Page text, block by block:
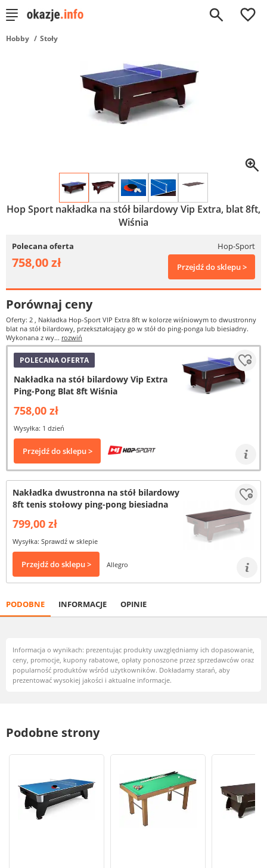
0
Hobby Stoły
Hop Sport nakładka na stół bilardowy Vip Extra, blat 8ft,
Wiśnia
Polecana oferta Hop-Sport
758,00 zł Przejdź do sklepu >
Porównaj ceny
Oferty: 2 , Nakładka Hop-Sport VIP Extra 8ft w kolorze wiśniowym to dwustronny
blat na stół bilardowy, przekształcający go w stół do ping-ponga lub biesiadny.
Wykonana z wy... rozwiń
POLECANA OFERTA
Nakładka na stół bilardowy Vip Extra
Ping-Pong Blat 8ft Wiśnia
758,00 zł
Wysyłka: 1 dzień
Przejdź do sklepu >
Nakładka dwustronna na stół bilardowy
8ft tenis stołowy ping-pong biesiadna
799,00 zł
Wysyłka: Sprawdź w sklepie
Przejdź do sklepu > Allegro
PODOBNE INFORMACJE OPINIE
Informacja o wynikach: prezentując produkty uwzględniamy ich dopasowanie,
ceny, promocje, kupony rabatowe, opłaty ponoszone przez sprzedawców oraz
popularność produktów wśród użytkowników. Dokładamy starań, aby
prezentować wysokiej jakości i aktualne informacje.
Podobne strony